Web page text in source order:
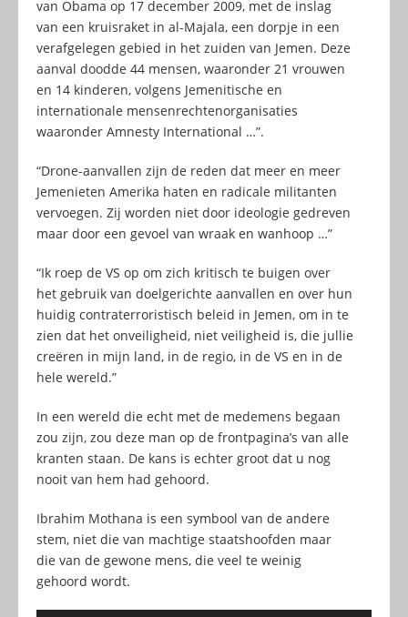
van Obama op 17 december 2009, met de inslag
van een kruisraket in al-Majala, een dorpje in een
verafgelegen gebied in het zuiden van Jemen. Deze
aanval doodde 44 mensen, waaronder 21 vrouwen
en 14 kinderen, volgens Jemenitische en
internationale mensenrechtenorganisaties
waaronder Amnesty International …”.
“Drone-aanvallen zijn de reden dat meer en meer
Jemenieten Amerika haten en radicale militanten
vervoegen. Zij worden niet door ideologie gedreven
maar door een gevoel van wraak en wanhoop …”
“Ik roep de VS op om zich kritisch te buigen over
het gebruik van doelgerichte aanvallen en over hun
huidig contraterroristisch beleid in Jemen, om in te
zien dat het onveiligheid, niet veiligheid is, die jullie
creëren in mijn land, in de regio, in de VS en in de
hele wereld.”
In een wereld die echt met de medemens begaan
zou zijn, zou deze man op de frontpagina’s van alle
kranten staan. De kans is echter groot dat u nog
nooit van hem had gehoord.
Ibrahim Mothana is een symbool van de andere
stem, niet die van machtige staatshoofden maar
die van de gewone mens, die veel te weinig
gehoord wordt.